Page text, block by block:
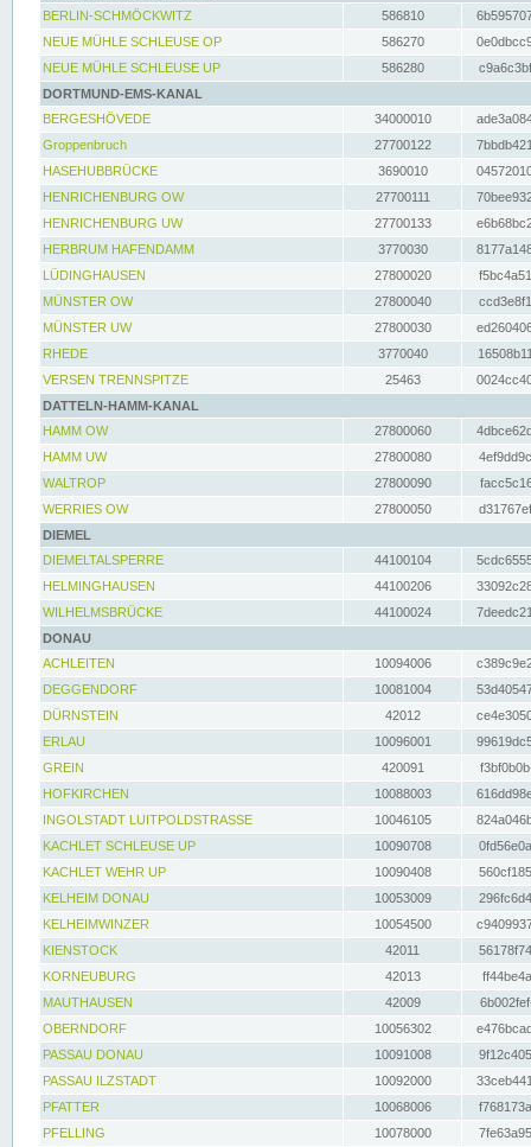
BERLIN-SCHMÖCKWITZ
586810
NEUE MÜHLE SCHLEUSE OP
586270
NEUE MÜHLE SCHLEUSE UP
586280
DORTMUND-EMS-KANAL
BERGESHÖVEDE
34000010
Groppenbruch
27700122
HASEHUBBRÜCKE
3690010
HENRICHENBURG OW
27700111
HENRICHENBURG UW
27700133
HERBRUM HAFENDAMM
3770030
LÜDINGHAUSEN
27800020
MÜNSTER OW
27800040
MÜNSTER UW
27800030
RHEDE
3770040
VERSEN TRENNSPITZE
25463
DATTELN-HAMM-KANAL
HAMM OW
27800060
HAMM UW
27800080
WALTROP
27800090
WERRIES OW
27800050
DIEMEL
DIEMELTALSPERRE
44100104
HELMINGHAUSEN
44100206
WILHELMSBRÜCKE
44100024
DONAU
ACHLEITEN
10094006
DEGGENDORF
10081004
DÜRNSTEIN
42012
ERLAU
10096001
GREIN
420091
HOFKIRCHEN
10088003
INGOLSTADT LUITPOLDSTRASSE
10046105
KACHLET SCHLEUSE UP
10090708
KACHLET WEHR UP
10090408
KELHEIM DONAU
10053009
KELHEIMWINZER
10054500
KIENSTOCK
42011
KORNEUBURG
42013
MAUTHAUSEN
42009
OBERNDORF
10056302
PASSAU DONAU
10091008
PASSAU ILZSTADT
10092000
PFATTER
10068006
PFELLING
10078000